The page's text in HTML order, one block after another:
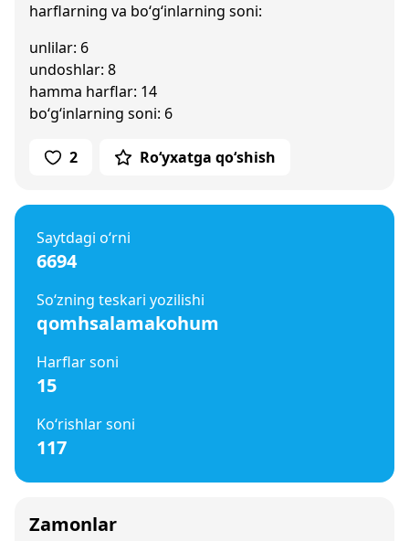
harflarning va bo‘g‘inlarning soni:
unlilar: 6
undoshlar: 8
hamma harflar: 14
bo‘g‘inlarning soni: 6
2 Ro‘yxatga qo‘shish
Saytdagi o‘rni
6694
So‘zning teskari yozilishi
qomhsalamakohum
Harflar soni
15
Ko‘rishlar soni
117
Zamonlar